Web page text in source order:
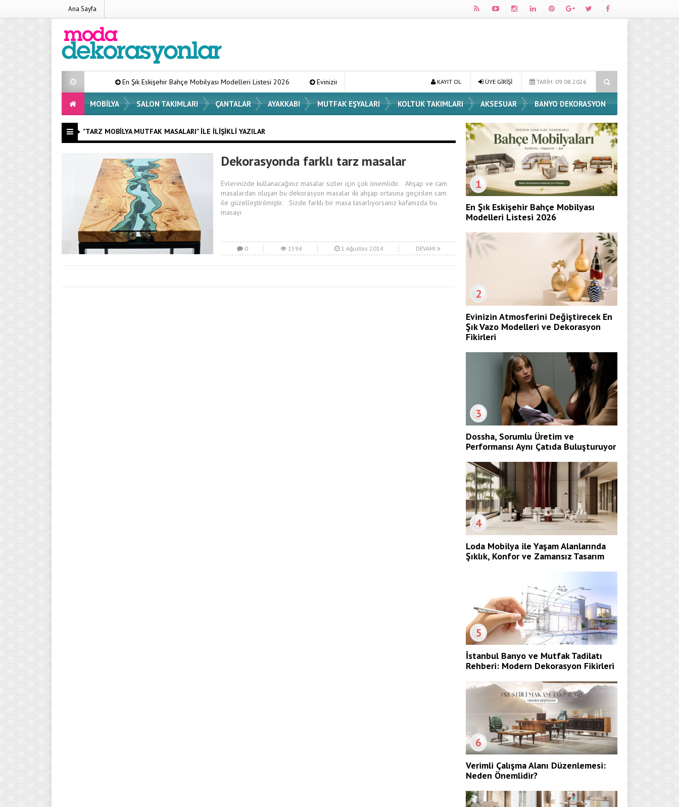
Ana Sayfa
En Şık Eskişehir Bahçe Mobilyası Modelleri Listesi 2026 Evinizin Atmosferini Değiştirecek En Şık Vazo Modelleri ve Dekorasyon Fikirleri Dossha, Sorumlu Üretim ve Performansı
TARİH: 09.08.2026
ÜYE GİRİŞİ
KAYIT OL
MOBILYA SALON TAKIMLARI ÇANTALAR AYAKKABI MUTFAK EŞYALARI KOLTUK TAKIMLARI AKSESUAR BANYO DEKORASYON
"TARZ MOBILYA MUTFAK MASALARI" ILE İLIŞIKLI YAZILAR
Dekorasyonda farklı tarz masalar
Evlerinizde kullanacağınız masalar sizler için çok önemlidir. Ahşap ve cam
masalardan oluşan bu dekorasyon masalar iki ahşap ortasına geçirilen cam
ile güzelleştirilmiştir. Sizde farklı bir masa tasarlıyorsanız kafanızda bu
masayı
0 1594 1 Ağustos 2014 DEVAMI
1
En Şık Eskişehir Bahçe Mobilyası
Modelleri Listesi 2026
2
Evinizin Atmosferini Değiştirecek En
Şık Vazo Modelleri ve Dekorasyon
Fikirleri
3
Dossha, Sorumlu Üretim ve
Performansı Aynı Çatıda Buluşturuyor
4
Loda Mobilya ile Yaşam Alanlarında
Şıklık, Konfor ve Zamansız Tasarım
5
İstanbul Banyo ve Mutfak Tadilatı
Rehberi: Modern Dekorasyon Fikirleri
6
Verimli Çalışma Alanı Düzenlemesi:
Neden Önemlidir?